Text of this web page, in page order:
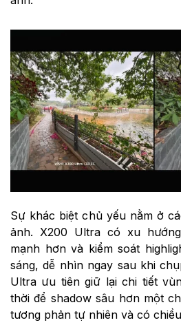
Sự khác biệt chủ yếu nằm ở
ảnh. X200 Ultra có xu
mạnh hơn và kiểm soát
sáng, dễ nhìn ngay sau khi
Ultra ưu tiên giữ lại chi tiết
thời để shadow sâu hơn một
tương phản tự nhiên và có